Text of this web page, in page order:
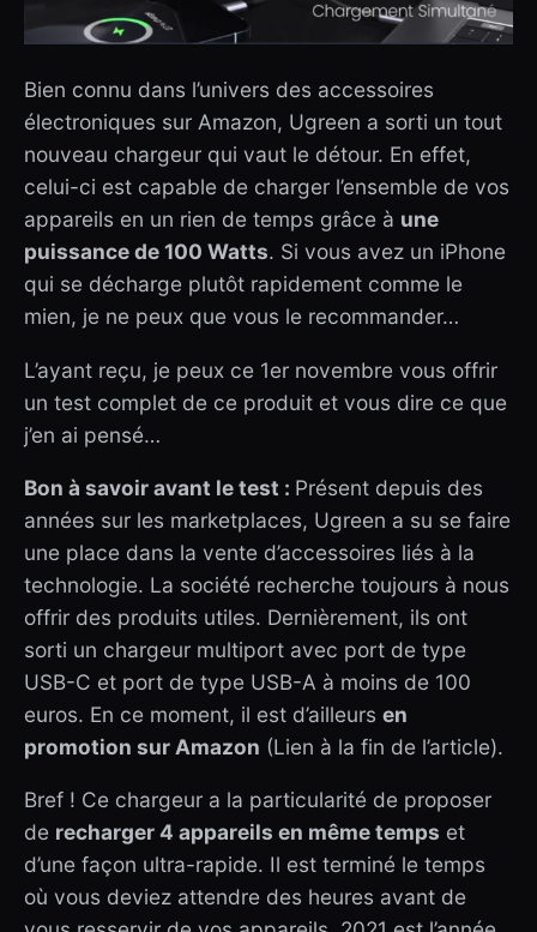
Bien connu dans l’univers des accessoires
électroniques sur Amazon, Ugreen a sorti un tout
nouveau chargeur qui vaut le détour. En effet,
celui-ci est capable de charger l’ensemble de vos
appareils en un rien de temps grâce à une
puissance de 100 Watts. Si vous avez un iPhone
qui se décharge plutôt rapidement comme le
mien, je ne peux que vous le recommander…
L’ayant reçu, je peux ce 1er novembre vous offrir
un test complet de ce produit et vous dire ce que
j’en ai pensé…
Bon à savoir avant le test : Présent depuis des
années sur les marketplaces, Ugreen a su se faire
une place dans la vente d’accessoires liés à la
technologie. La société recherche toujours à nous
offrir des produits utiles. Dernièrement, ils ont
sorti un chargeur multiport avec port de type
USB-C et port de type USB-A à moins de 100
euros. En ce moment, il est d’ailleurs en
promotion sur Amazon (Lien à la fin de l’article).
Bref ! Ce chargeur a la particularité de proposer
de recharger 4 appareils en même temps et
d’une façon ultra-rapide. Il est terminé le temps
où vous deviez attendre des heures avant de